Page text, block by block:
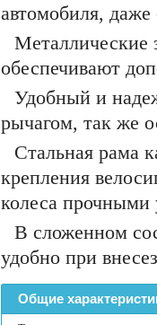
автомобиля,
Металлические
обеспечивают
Удобный и
рычагом, так же
Стальная рама
крепления
колеса
В сложенном
удобно при
Общие